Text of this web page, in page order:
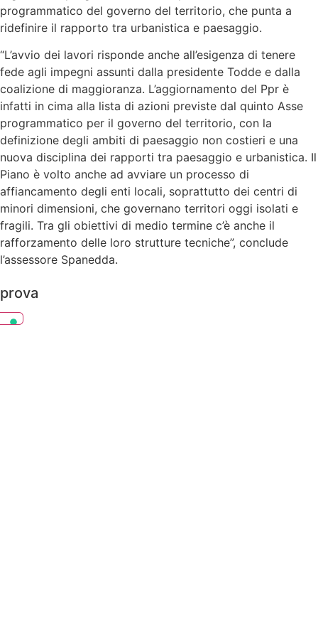
programmatico del governo del territorio, che punta a
ridefinire il rapporto tra urbanistica e paesaggio.
“L’avvio dei lavori risponde anche all’esigenza di tenere
fede agli impegni assunti dalla presidente Todde e dalla
coalizione di maggioranza. L’aggiornamento del Ppr è
infatti in cima alla lista di azioni previste dal quinto Asse
programmatico per il governo del territorio, con la
definizione degli ambiti di paesaggio non costieri e una
nuova disciplina dei rapporti tra paesaggio e urbanistica. Il
Piano è volto anche ad avviare un processo di
affiancamento degli enti locali, soprattutto dei centri di
minori dimensioni, che governano territori oggi isolati e
fragili. Tra gli obiettivi di medio termine c’è anche il
rafforzamento delle loro strutture tecniche”, conclude
l’assessore Spanedda.
prova